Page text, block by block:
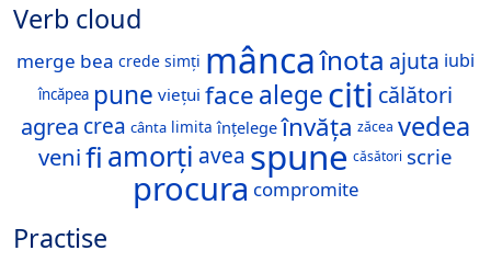
Verb cloud
merge bea crede simți mâncaînota ajuta iubi
încăpea pune viețui facealegeciti călători
agrea crea cânta limita înțelege învăța zăcea vedea
venifi amorți avea spune căsători scrie
procura compromite
Practise